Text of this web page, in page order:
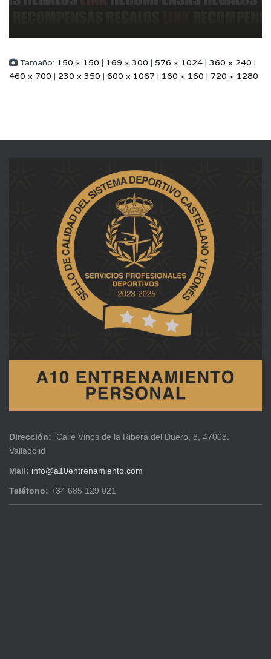
Tamaño: 150 × 150 | 169 × 300 | 576 × 1024 | 360 × 240 |
460 × 700 | 230 × 350 | 600 × 1067 | 160 × 160 | 720 × 1280
Dirección: Calle Vinos de la Ribera del Duero, 8, 47008.
Valladolid
Mail: info@a10entrenamiento.com
Teléfono: +34 685 129 021